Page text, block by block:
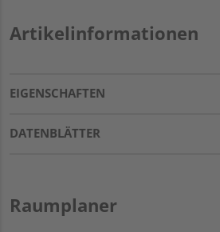
Artikelinformationen
EIGENSCHAFTEN
DATENBLÄTTER
Raumplaner